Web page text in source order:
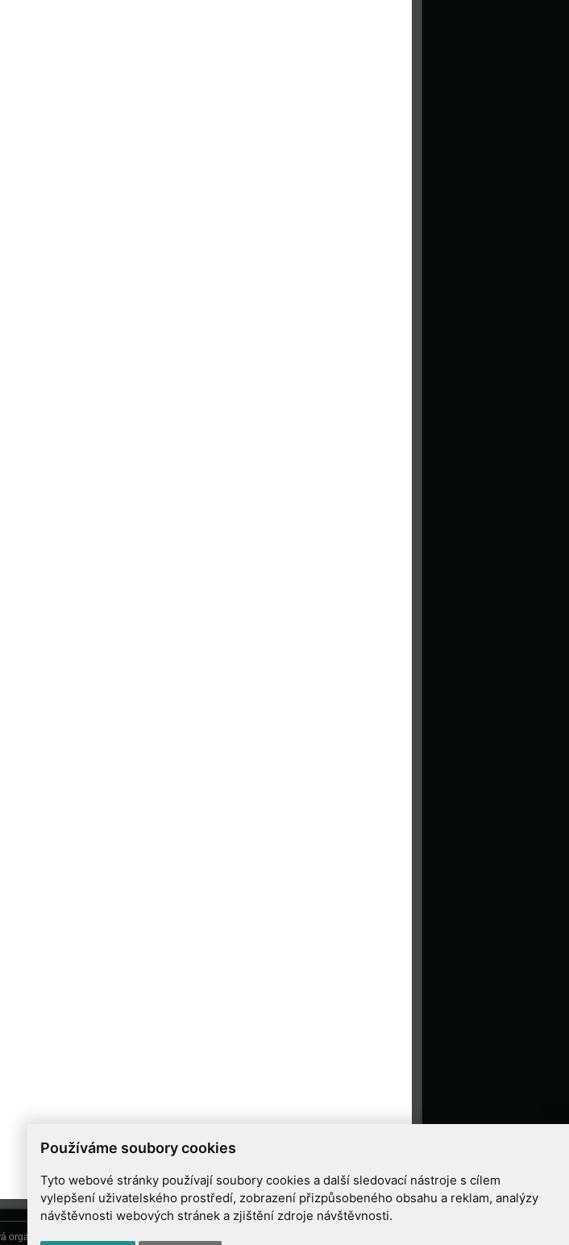
Používáme soubory cookies
Tyto webové stránky používají soubory cookies a další sledovací nástroje s cílem
vylepšení uživatelského prostředí, zobrazení přizpůsobeného obsahu a reklam, analýzy
návštěvnosti webových stránek a zjištění zdroje návštěvnosti.
organizace, Vsetínská 78, 757 01 Valašské Meziříčí